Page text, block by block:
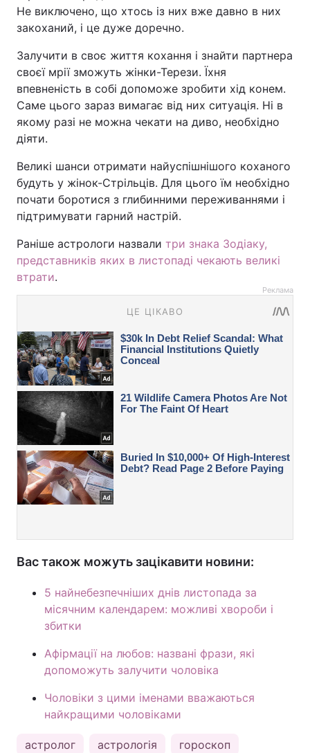
Не виключено, що хтось із них вже давно в них
закоханий, і це дуже доречно.
Залучити в своє життя кохання і знайти партнера
своєї мрії зможуть жінки-Терези. Їхня
впевненість в собі допоможе зробити хід конем.
Саме цього зараз вимагає від них ситуація. Ні в
якому разі не можна чекати на диво, необхідно
діяти.
Великі шанси отримати найуспішнішого коханого
будуть у жінок-Стрільців. Для цього їм необхідно
почати боротися з глибинними переживаннями і
підтримувати гарний настрій.
Раніше астрологи назвали три знака Зодіаку,
представників яких в листопаді чекають великі
втрати.
Реклама
Вас також можуть зацікавити новини:
5 найнебезпечніших днів листопада за
місячним календарем: можливі хвороби і
збитки
Афірмації на любов: названі фрази, які
допоможуть залучити чоловіка
Чоловіки з цими іменами вважаються
найкращими чоловіками
астролог астрологія гороскоп